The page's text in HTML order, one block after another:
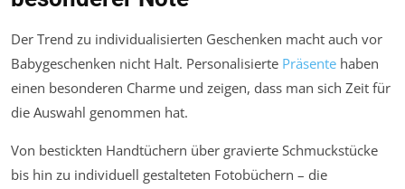
Der Trend zu individualisierten Geschenken macht auch vor
Babygeschenken nicht Halt. Personalisierte Präsente haben
einen besonderen Charme und zeigen, dass man sich Zeit für
die Auswahl genommen hat.
Von bestickten Handtüchern über gravierte Schmuckstücke
bis hin zu individuell gestalteten Fotobüchern – die